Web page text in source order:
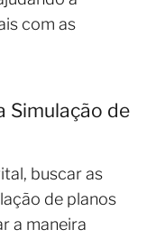
com as
Simulação de
buscar as
de planos
a maneira